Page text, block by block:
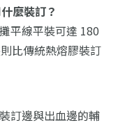
麼裝訂？
平線平裝可達 180
比傳統熱熔膠裝訂
訂邊與出血邊的輔